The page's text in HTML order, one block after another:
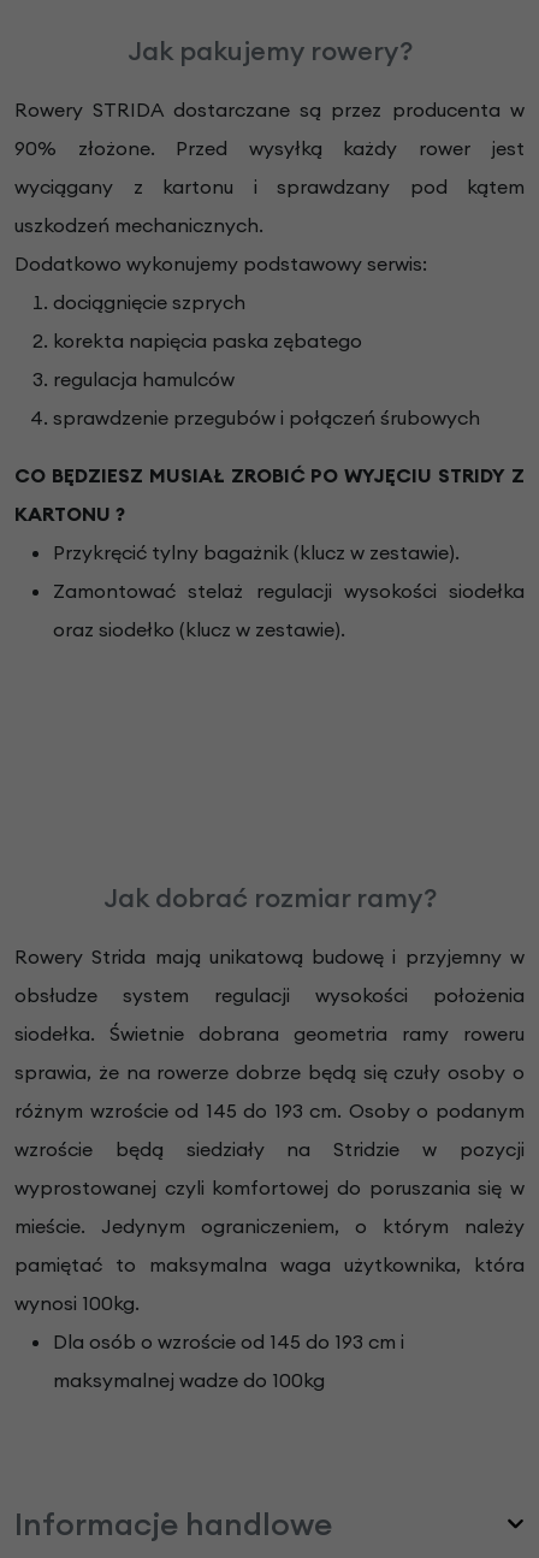
Jak pakujemy rowery?
Rowery STRIDA dostarczane są przez producenta w
90% złożone. Przed wysyłką każdy rower jest
wyciągany z kartonu i sprawdzany pod kątem
uszkodzeń mechanicznych.
Dodatkowo wykonujemy podstawowy serwis:
dociągnięcie szprych
korekta napięcia paska zębatego
regulacja hamulców
sprawdzenie przegubów i połączeń śrubowych
CO BĘDZIESZ MUSIAŁ ZROBIĆ PO WYJĘCIU STRIDY Z
KARTONU ?
Przykręcić tylny bagażnik (klucz w zestawie).
Zamontować stelaż regulacji wysokości siodełka
oraz siodełko (klucz w zestawie).
Jak dobrać rozmiar ramy?
Rowery Strida mają unikatową budowę i przyjemny w
obsłudze system regulacji wysokości położenia
siodełka. Świetnie dobrana geometria ramy roweru
sprawia, że na rowerze dobrze będą się czuły osoby o
różnym wzroście od 145 do 193 cm. Osoby o podanym
wzroście będą siedziały na Stridzie w pozycji
wyprostowanej czyli komfortowej do poruszania się w
mieście. Jedynym ograniczeniem, o którym należy
pamiętać to maksymalna waga użytkownika, która
wynosi 100kg.
Dla osób o wzroście od 145 do 193 cm i
maksymalnej wadze do 100kg
Informacje handlowe